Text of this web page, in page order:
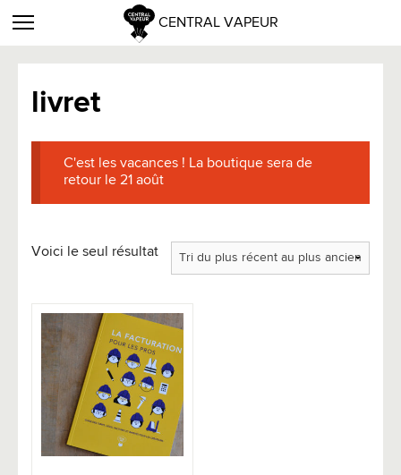
CENTRAL VAPEUR
livret
C'est les vacances ! La boutique sera de
retour le 21 août
Voici le seul résultat